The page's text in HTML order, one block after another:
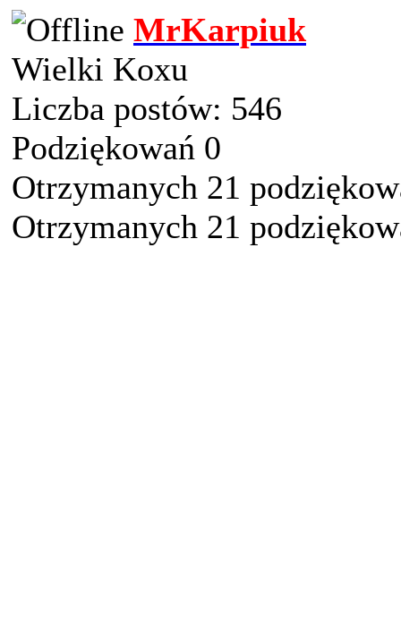
MrKarpiuk
Wielki Koxu
Liczba postów: 546
Podziękowań 0
Otrzymanych 21
Otrzymanych 21